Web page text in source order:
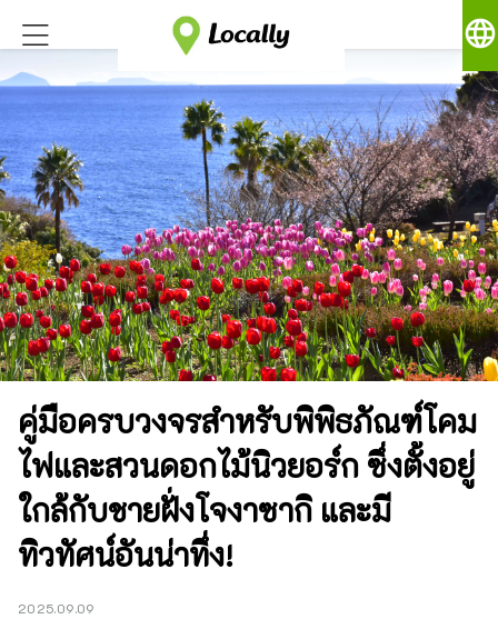
language
คู่มือครบวงจรสำหรับพิพิธภัณฑ์โคม
ไฟและสวนดอกไม้นิวยอร์ก ซึ่งตั้งอยู่
ใกล้กับชายฝั่งโจงาซากิ และมี
ทิวทัศน์อันน่าทึ่ง!
2025.09.09